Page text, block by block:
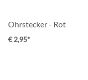
Ohrstecker - Rot
€ 2,95*